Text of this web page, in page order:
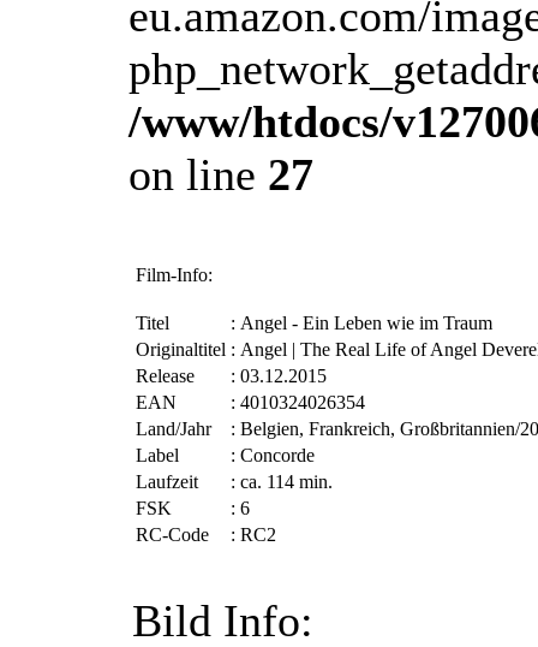
eu.amazon.com/
/www/htdocs/
on line 27
Film-Info:
Titel : Angel - Ein Leben wie im Traum
Originaltitel : Angel | The Real Life of Angel
Release
: 03.12.2015
EAN
: 4010324026354
Land/Jahr
: Belgien, Frankreich, Großbritannien/
Label
: Concorde
Laufzeit
: ca. 114 min.
FSK
: 6
RC-Code
: RC2
Bild Info: